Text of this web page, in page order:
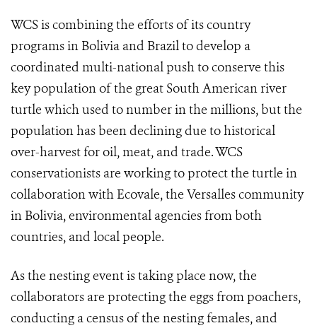
WCS is combining the efforts of its country
programs in Bolivia and Brazil to develop a
coordinated multi-national push to conserve this
key population of the great South American river
turtle which used to number in the millions, but the
population has been declining due to historical
over-harvest for oil, meat, and trade. WCS
conservationists are working to protect the turtle in
collaboration with Ecovale, the Versalles community
in Bolivia, environmental agencies from both
countries, and local people.
As the nesting event is taking place now, the
collaborators are protecting the eggs from poachers,
conducting a census of the nesting females, and